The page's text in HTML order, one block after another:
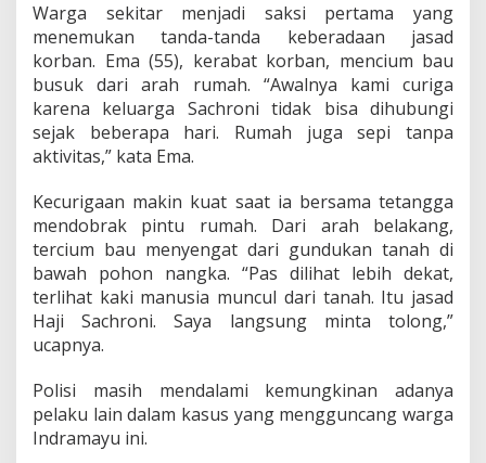
Warga sekitar menjadi saksi pertama yang
menemukan tanda-tanda keberadaan jasad
korban. Ema (55), kerabat korban, mencium bau
busuk dari arah rumah. “Awalnya kami curiga
karena keluarga Sachroni tidak bisa dihubungi
sejak beberapa hari. Rumah juga sepi tanpa
aktivitas,” kata Ema.
Kecurigaan makin kuat saat ia bersama tetangga
mendobrak pintu rumah. Dari arah belakang,
tercium bau menyengat dari gundukan tanah di
bawah pohon nangka. “Pas dilihat lebih dekat,
terlihat kaki manusia muncul dari tanah. Itu jasad
Haji Sachroni. Saya langsung minta tolong,”
ucapnya.
Polisi masih mendalami kemungkinan adanya
pelaku lain dalam kasus yang mengguncang warga
Indramayu ini.